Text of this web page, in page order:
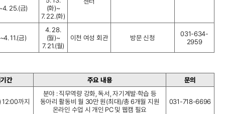
25.(금)
(화)~
7. 22.(화)
~4. 11.(금)
4. 28.
(월)~
7. 21.(월)
이천 여성 회관 방문 신청
031-634-
2959
간 주요 내용 문의
12:00까지
분야 : 직무역량 강화, 독서, 자기계발·학습 등
동아리 활동비 월 30만 원(최대)/총 6개월 지원
온라인 수업 시 개인 PC 및 웹캠 필요
031-718-6696